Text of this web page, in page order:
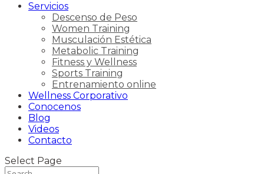
Servicios
Descenso de Peso
Women Training
Musculación Estética
Metabolic Training
Fitness y Wellness
Sports Training
Entrenamiento online
Wellness Corporativo
Conocenos
Blog
Videos
Contacto
Select Page